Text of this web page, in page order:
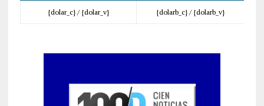
{dolar_c} / {dolar_v} {dolarb_c} / {dolarb_v}